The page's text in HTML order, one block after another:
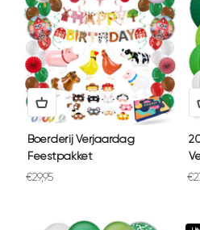
Boerderij Verjaardag
Feestpakket
Aanbiedingsprijs
€29,95